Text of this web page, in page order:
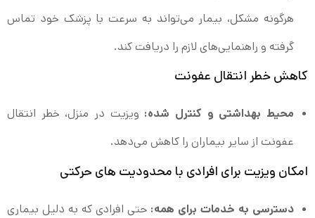
هرگونه مشکل، بیمار می‌تواند به سرعت با پزشک خود تماس
گرفته و راهنمایی‌های لازم را دریافت کند.
کاهش خطر انتقال عفونت
محیط بهداشتی و کنترل شده:ویزیت در منزل، خطر انتقال
عفونت از سایر بیماران را کاهش می‌دهد.
امکان ویزیت برای افرادی با محدودیت‌ های حرکتی
دسترسی به خدمات برای همه:حتی افرادی که به دلیل بیماری